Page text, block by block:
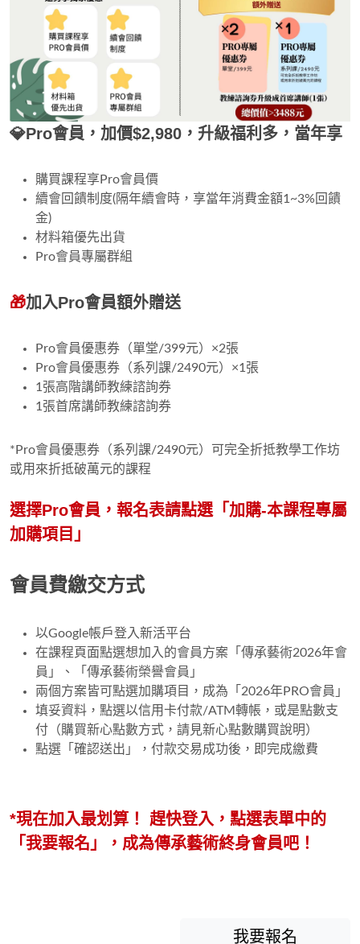
💎Pro會員，加價$2,980，升級福利多，當年享
購買課程享Pro會員價
續會回饋制度(隔年續會時，享當年消費金額1~3%回饋
金)
材料箱優先出貨
Pro會員專屬群組
🎁加入Pro會員額外贈送
Pro會員優惠券（單堂/399元）×2張
Pro會員優惠券（系列課/2490元）×1張
1張高階講師教練諮詢券
1張首席講師教練諮詢券
* Pro會員優惠券 （系列課/2490元）
可完全折抵教學工作坊
或用來折抵破萬元的課程
選擇Pro會員，報名表請點選「加購-本課程專屬
加購項目」
會員費繳交方式
以Google帳戶登入新活平台
在課程頁面點選想加入的會員方案「傳承藝術2026年會
員」、「傳承藝術榮譽會員」
兩個方案皆可點選加購項目，成為「2026年PRO會員」
填妥資料，點選以信用卡付款/ATM轉帳，或是點數支
付（購買新心點數方式，請見新心點數購買說明）
點選「確認送出」，付款交易成功後，即完成繳費
*現在加入最划算！ 趕快登入，點選表單中的
「我要報名」，成為傳承藝術終身會員吧！
我要報名